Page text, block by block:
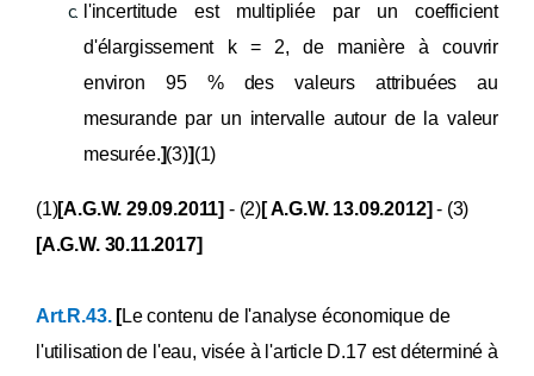
l'incertitude est multipliée par un coefficient
d'élargissement k = 2, de manière à couvrir
environ 95 % des valeurs attribuées au
mesurande par un intervalle autour de la valeur
mesurée.](3)](1)
(1)[A.G.W. 29.09.2011] - (2)[ A.G.W. 13.09.2012]- (3)
[A.G.W. 30.11.2017]
Art.R.43. [Le contenu de l'analyse économique de
l'utilisation de l'eau, visée à l'article D.17 est déterminé à